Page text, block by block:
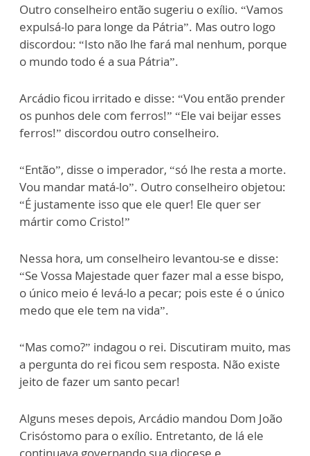
Outro conselheiro então sugeriu o exílio. “Vamos
expulsá-lo para longe da Pátria”. Mas outro logo
discordou: “Isto não lhe fará mal nenhum, porque
o mundo todo é a sua Pátria”.
Arcádio ficou irritado e disse: “Vou então prender
os punhos dele com ferros!” “Ele vai beijar esses
ferros!” discordou outro conselheiro.
“Então”, disse o imperador, “só lhe resta a morte.
Vou mandar matá-lo”. Outro conselheiro objetou:
“É justamente isso que ele quer! Ele quer ser
mártir como Cristo!”
Nessa hora, um conselheiro levantou-se e disse:
“Se Vossa Majestade quer fazer mal a esse bispo,
o único meio é levá-lo a pecar; pois este é o único
medo que ele tem na vida”.
“Mas como?” indagou o rei. Discutiram muito, mas
a pergunta do rei ficou sem resposta. Não existe
jeito de fazer um santo pecar!
Alguns meses depois, Arcádio mandou Dom João
Crisóstomo para o exílio. Entretanto, de lá ele
continuava governando sua diocese e